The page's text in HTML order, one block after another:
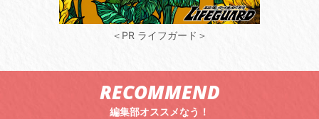
＜PR ライフガード＞
RECOMMEND
編集部オススメなう！